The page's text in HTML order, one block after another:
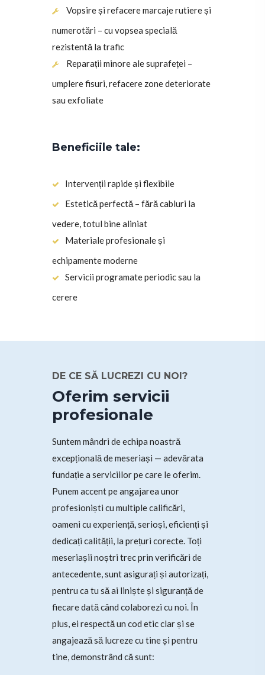
Vopsire și refacere marcaje rutiere și
numerotări – cu vopsea specială
rezistentă la trafic
Reparații minore ale suprafeței –
umplere fisuri, refacere zone deteriorate
sau exfoliate
Beneficiile tale:
Intervenții rapide și flexibile
Estetică perfectă – fără cabluri la
vedere, totul bine aliniat
Materiale profesionale și
echipamente moderne
Servicii programate periodic sau la
cerere
DE CE SĂ LUCREZI CU NOI?
Oferim servicii
profesionale
Suntem mândri de echipa noastră
excepțională de meseriași — adevărata
fundație a serviciilor pe care le oferim.
Punem accent pe angajarea unor
profesioniști cu multiple calificări,
oameni cu experiență, serioși, eficienți și
dedicați calității, la prețuri corecte. Toți
meseriașii noștri trec prin verificări de
antecedente, sunt asigurați și autorizați,
pentru ca tu să ai liniște și siguranță de
fiecare dată când colaborezi cu noi. În
plus, ei respectă un cod etic clar și se
angajează să lucreze cu tine și pentru
tine, demonstrând că sunt: